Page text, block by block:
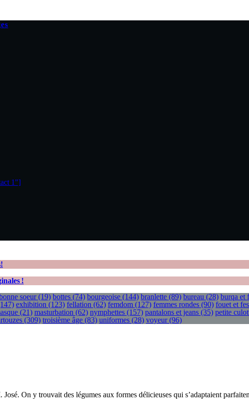
1"]
!
soeur(19) bottes (74) bourgeoise (144) branlette (89) bureau (28) burqa et
exhibition (123) fellation (62) femdom (127) femmes rondes (90) fouet et
(21) masturbation (62) nymphettes (157) pantalons et jeans (35) petite
(309) troisième âge (83) uniformes (28) voyeur(96)
On y trouvait des légumes aux formes délicieuses qui s’adaptaient